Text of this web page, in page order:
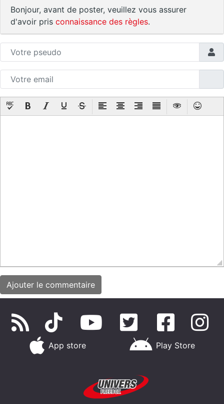
Bonjour, avant de poster, veuillez vous assurer
d'avoir pris connaissance des règles.
App store Play Store